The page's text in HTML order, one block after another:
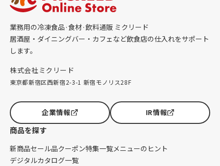
業務用の冷凍食品·食材·飲料通販 ミクリード
居酒屋・ダイニングバー・カフェなど飲食店の仕入れをサポート
します。
株式会社ミクリード
東京都新宿区西新宿2-3-1 新宿モノリス28F
企業情報 IR情報
商品を探す
新商品セール品クーポン特集一覧メニューのヒント
デジタルカタログ一覧